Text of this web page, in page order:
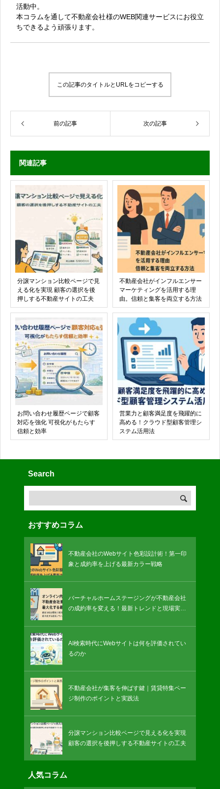
活動中。
本コラムを通して不動産会社様のWEB関連サービスにお役立
ちできるよう頑張ります。
この記事のタイトルとURLをコピーする
前の記事 次の記事
関連記事
分譲マンション比較ページで見
える化を実現 顧客の選択を後
押しする不動産サイトの工夫
不動産会社がインフルエンサー
マーケティングを活用する理
由。信頼と集客を両立する方法
お問い合わせ履歴ページで顧客
対応を強化 可視化がもたらす
信頼と効率
営業力と顧客満足度を飛躍的に
高める！クラウド型顧客管理シ
ステム活用法
Search
おすすめコラム
不動産会社のWebサイト色彩設計術！第一印
象と成約率を上げる最新カラー戦略
バーチャルホームステージングが不動産会社
の成約率を変える！最新トレンドと現場実践
AI検索時代にWebサイトは何を評価されてい
るのか
不動産会社が集客を伸ばす鍵｜賃貸特集ペー
ジ制作のポイントと実践法
分譲マンション比較ページで見える化を実現
顧客の選択を後押しする不動産サイトの工夫
人気コラム